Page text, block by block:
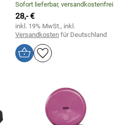
Sofort lieferbar, versandkostenfrei
28,- €
inkl. 19% MwSt., inkl.
Versandkosten für Deutschland